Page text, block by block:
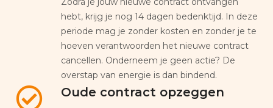
hebt, krijg je nog 14 dagen bedenktijd. In deze
periode mag je zonder kosten en zonder je te
hoeven verantwoorden het nieuwe contract
cancellen. Onderneem je geen actie? De
overstap van energie is dan bindend.
Oude contract opzeggen